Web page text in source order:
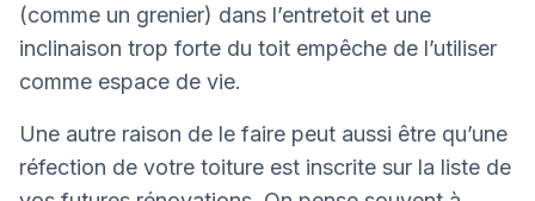
(comme un grenier) dans l’entretoit et une
inclinaison trop forte du toit empêche de l’utiliser
comme espace de vie.
Une autre raison de le faire peut aussi être qu’une
réfection de votre toiture est inscrite sur la liste de